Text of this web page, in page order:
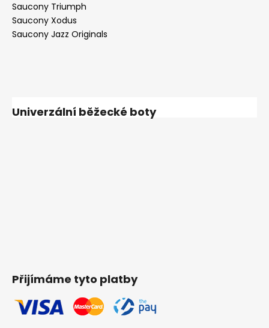
Saucony Triumph
Saucony Xodus
Saucony Jazz Originals
Univerzální běžecké boty
Přijímáme tyto platby